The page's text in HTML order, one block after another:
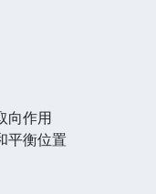
向作用
平衡位置